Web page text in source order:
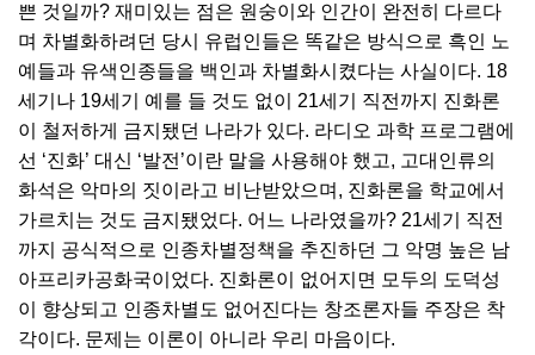
쁜 것일까? 재미있는 점은 원숭이와 인간이 완전히 다르다
며 차별화하려던 당시 유럽인들은 똑같은 방식으로 흑인 노
예들과 유색인종들을 백인과 차별화시켰다는 사실이다. 18
세기나 19세기 예를 들 것도 없이 21세기 직전까지 진화론
이 철저하게 금지됐던 나라가 있다. 라디오 과학 프로그램에
선 ‘진화’ 대신 ‘발전’이란 말을 사용해야 했고, 고대인류의
화석은 악마의 짓이라고 비난받았으며, 진화론을 학교에서
가르치는 것도 금지됐었다. 어느 나라였을까? 21세기 직전
까지 공식적으로 인종차별정책을 추진하던 그 악명 높은 남
아프리카공화국이었다. 진화론이 없어지면 모두의 도덕성
이 향상되고 인종차별도 없어진다는 창조론자들 주장은 착
각이다. 문제는 이론이 아니라 우리 마음이다.